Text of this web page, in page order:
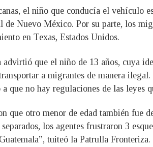
el niño que conducía el vehículo
Nuevo México. Por su parte, los
en Texas, Estados Unidos.
que el niño de 13 años, cuya
a migrantes de manera
que no hay regulaciones de las leyes
que otro menor de edad también fue
los agentes frustraron 3
tuiteó la Patrulla